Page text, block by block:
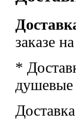
заказе
*
душевые